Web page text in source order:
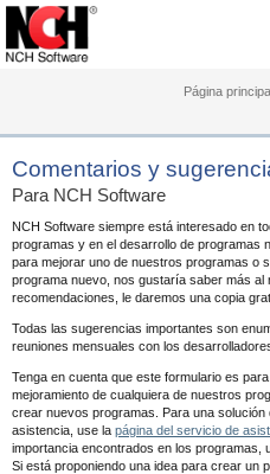
Página
Comentarios y
Para NCH Software
NCH Software siempre está interesado en
programas y en el desarrollo de programas
para mejorar uno de nuestros programas o
programa nuevo, nos gustaría saber más
recomendaciones, le daremos una copia
Todas las sugerencias importantes son
reuniones mensuales con los
Tenga en cuenta que este formulario es
mejoramiento de cualquiera de nuestros
crear nuevos programas. Para una
asistencia, use la página del servicio de
importancia encontrados en los programas,
Si está proponiendo una idea para crear un